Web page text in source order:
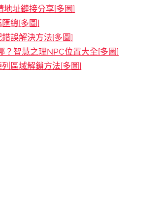
址鏈接分享[多圖]
總[多圖]
誤解決方法[多圖]
智慧之理NPC位置大全[多圖]
區域解鎖方法[多圖]